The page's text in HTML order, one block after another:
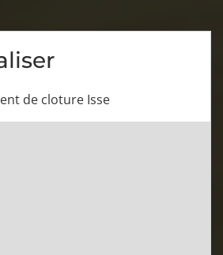
de cloture Isse